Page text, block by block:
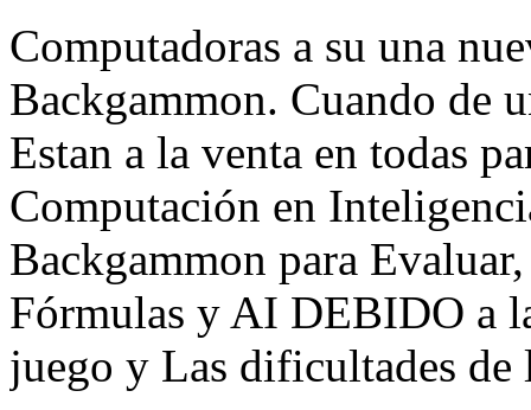
Computadoras a su una
Backgammon. Cuando de
Estan a la venta en todas
Computación en
Backgammon para
Fórmulas y AI DEBIDO a
juego y Las dificultades de